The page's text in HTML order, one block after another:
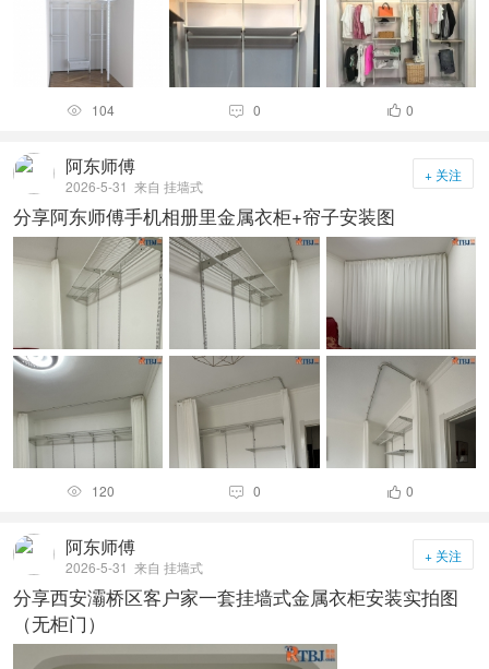
 104  0  0
阿东师傅
2026-5-31 来自 挂墙式
+ 关注
分享阿东师傅手机相册里金属衣柜+帘子安装图
 120  0  0
阿东师傅
2026-5-31 来自 挂墙式
+ 关注
分享西安灞桥区客户家一套挂墙式金属衣柜安装实拍图
（无柜门）